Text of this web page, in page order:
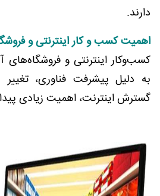
دارند.
اهمیت کسب و کار اینترنتی و
کسب‌وکار اینترنتی و فروشگاه‌های
به دلیل پیشرفت فناوری، تغییر
گسترش اینترنت، اهمیت زیادی پیدا